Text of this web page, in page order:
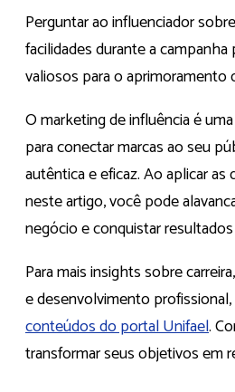
Perguntar ao influenciador
facilidades durante a
valiosos para o aprimoramento
O marketing de influência é
para conectar marcas ao seu
autêntica e eficaz. Ao aplicar as
neste artigo, você pode
negócio e conquistar
Para mais insights sobre
e desenvolvimento profissional,
conteúdos do portal Unifael.
transformar seus objetivos em